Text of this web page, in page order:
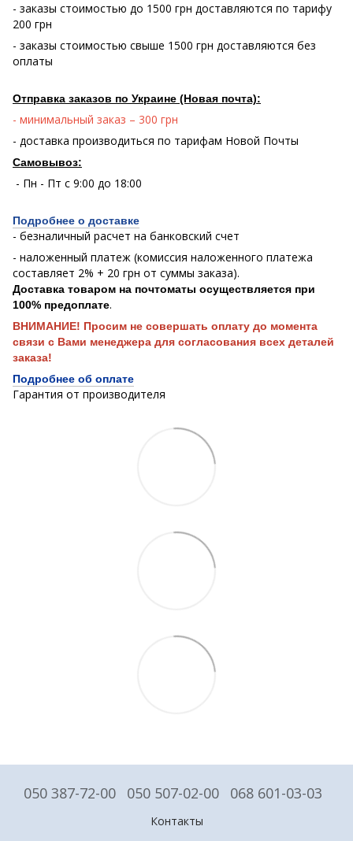
- заказы стоимостью до 1500 грн доставляются по тарифу
200 грн
- заказы стоимостью свыше 1500 грн доставляются без
оплаты
Отправка заказов по Украине (Новая почта):
- минимальный заказ – 300 грн
- доставка производиться по тарифам Новой Почты
Самовывоз:
- Пн - Пт с 9:00 до 18:00
Подробнее о доставке
- безналичный расчет на банковский счет
- наложенный платеж (комиссия наложенного платежа
составляет 2% + 20 грн от суммы заказа).
Доставка товаром на почтоматы осуществляется при
100% предоплате.
ВНИМАНИЕ! Просим не совершать оплату до момента
связи с Вами менеджера для согласования всех деталей
заказа!
Подробнее об оплате
Гарантия от производителя
050 387-72-00 050 507-02-00 068 601-03-03
Контакты